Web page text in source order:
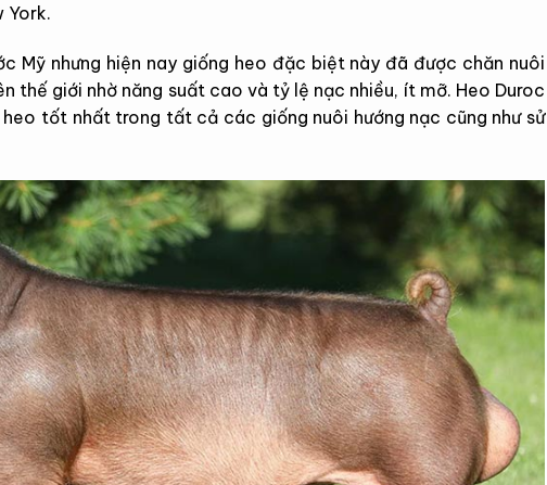
York.
Mỹ nhưng hiện nay giống heo đặc biệt này đã được chăn nuôi
thế giới nhờ năng suất cao và tỷ lệ nạc nhiều, ít mỡ. Heo Duroc
tốt nhất trong tất cả các giống nuôi hướng nạc cũng như sử